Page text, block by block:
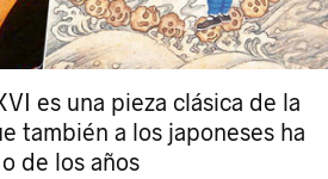
es una pieza clásica de la
también a los japoneses ha
de los años